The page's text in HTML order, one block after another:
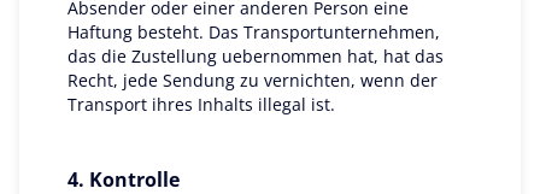
Absender oder einer anderen Person eine
Haftung besteht. Das Transportunternehmen,
das die Zustellung uebernommen hat, hat das
Recht, jede Sendung zu vernichten, wenn der
Transport ihres Inhalts illegal ist.
4. Kontrolle